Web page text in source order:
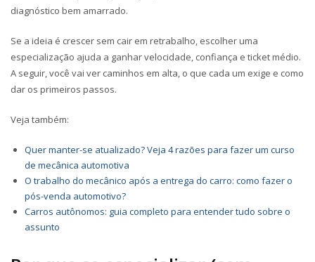
diagnóstico bem amarrado.
Se a ideia é crescer sem cair em retrabalho, escolher uma
especialização ajuda a ganhar velocidade, confiança e ticket médio.
A seguir, você vai ver caminhos em alta, o que cada um exige e como
dar os primeiros passos.
Veja também:
Quer manter-se atualizado? Veja 4 razões para fazer um curso
de mecânica automotiva
O trabalho do mecânico após a entrega do carro: como fazer o
pós-venda automotivo?
Carros autônomos: guia completo para entender tudo sobre o
assunto